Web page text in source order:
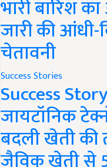
भारी बारिश
जारी की
चेतावनी
Success Stories
Success
जायटॉनिक
बदली खेती की